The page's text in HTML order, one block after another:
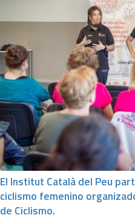
El Institut Català del Peu
ciclismo femenino
de Ciclismo.